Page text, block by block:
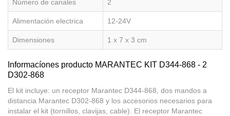
Número de canales 2
Alimentación electrica 12-24V
Dimensiones 1 x 7 x 3 cm
Informacíones producto MARANTEC KIT D344-868 - 2
D302-868
El kit incluye: un receptor Marantec D344-868, dos mandos a
distancia Marantec D302-868 y los accesorios necesarios para
instalar el kit (tornillos, clavijas, cable). El receptor Marantec